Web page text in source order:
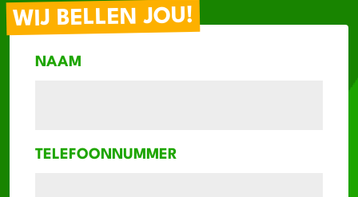
WIJ BELLEN JOU!
NAAM
TELEFOONNUMMER